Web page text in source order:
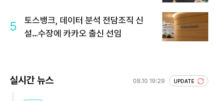
5
토스뱅크, 데이터 분석 전담조직 신
설…수장에 카카오 출신 선임
실시간 뉴스 08.10 19:29 UPDATE